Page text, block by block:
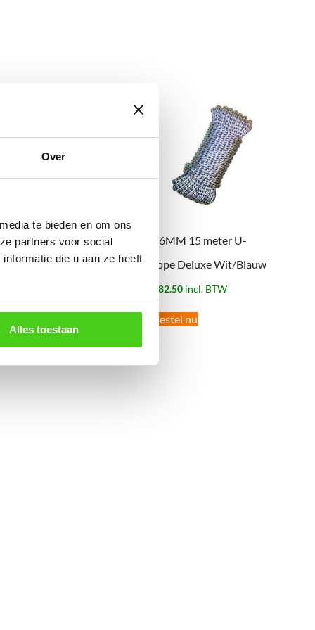
Over
te bieden en om ons
partners voor social
die u aan ze heeft
Alles toestaan
16MM 15 meter U-
rope Deluxe Navy
€82.50incl. BTW
16MM 15 meter U-
rope Deluxe Wit/Blauw
82.50 incl. BTW
Bestel nu